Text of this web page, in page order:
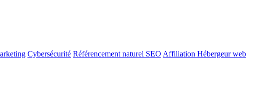
Cybersécurité Référencement naturel SEO Affiliation Hébergeur web